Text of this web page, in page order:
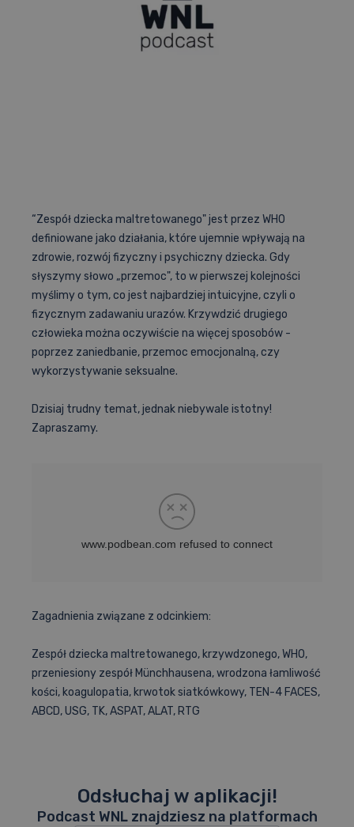
Artykuły
Baza pytań PES
Aplikacja
Materiały dydaktyczne
“Zespół dziecka maltretowanego" jest przez WHO
definiowane jako działania, które ujemnie wpływają na
zdrowie, rozwój fizyczny i psychiczny dziecka. Gdy
słyszymy słowo „przemoc", to w pierwszej kolejności
myślimy o tym, co jest najbardziej intuicyjne, czyli o
fizycznym zadawaniu urazów. Krzywdzić drugiego
człowieka można oczywiście na więcej sposobów -
poprzez zaniedbanie, przemoc emocjonalną, czy
wykorzystywanie seksualne.
Dzisiaj trudny temat, jednak niebywale istotny!
Zapraszamy.
Zagadnienia związane z odcinkiem:
Zespół dziecka maltretowanego, krzywdzonego, WHO,
przeniesiony zespół Münchhausena, wrodzona łamliwość
kości, koagulopatia, krwotok siatkówkowy, TEN-4 FACES,
ABCD, USG, TK, ASPAT, ALAT, RTG
Odsłuchaj w aplikacji!
Podcast WNL znajdziesz na platformach